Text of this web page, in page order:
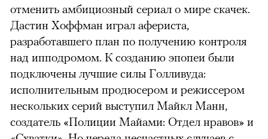
отменить амбициозный сериал о мире скачек.
Дастин Хоффман играл афериста,
разработавшего план по получению контроля
над ипподромом. К созданию эпопеи были
подключены лучшие силы Голливуда:
исполнительным продюсером и режиссером
нескольких серий выступил Майкл Манн,
создатель «Полиции Майами: Отдел нравов» и